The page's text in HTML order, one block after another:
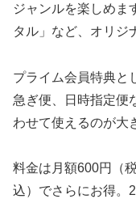
ジャンルを楽しめま
タル」など、オリジ
プライム会員特典と
急ぎ便、日時指定便
わせて使えるのが大
料金は月額600円（
込）でさらにお得。